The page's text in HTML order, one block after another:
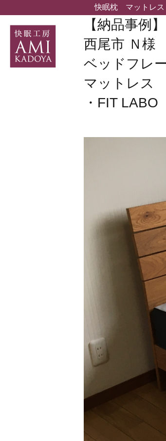
快眠枕 マットレス
【納品事例】
西尾市 Ｎ様
ベッドフレ
マットレス
・FIT LABO